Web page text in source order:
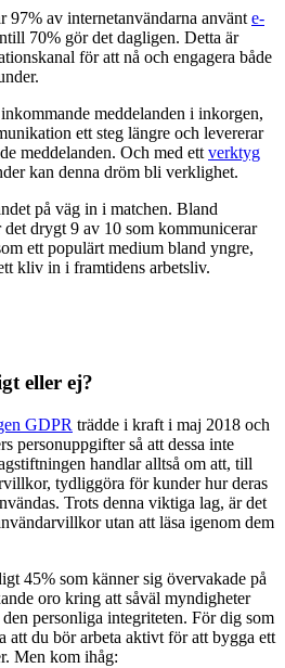
97% av internetanvändarna använt e-
70% gör det dagligen. Detta är
för att nå och engagera både
meddelanden i inkorgen,
ett steg längre och levererar
meddelanden. Och med ett verktyg
kan denna dröm bli verklighet.
på väg in i matchen. Bland
drygt 9 av 10 som kommunicerar
ett populärt medium bland yngre,
kliv in i framtidens arbetsliv.
eller ej?
GDPR trädde i kraft i maj 2018 och
personuppgifter så att dessa inte
handlar alltså om att, till
tydliggöra för kunder hur deras
Trots denna viktiga lag, är det
utan att läsa igenom dem
45% som känner sig övervakade på
oro kring att såväl myndigheter
personliga integriteten. För dig som
att du bör arbeta aktivt för att bygga ett
Men kom ihåg: